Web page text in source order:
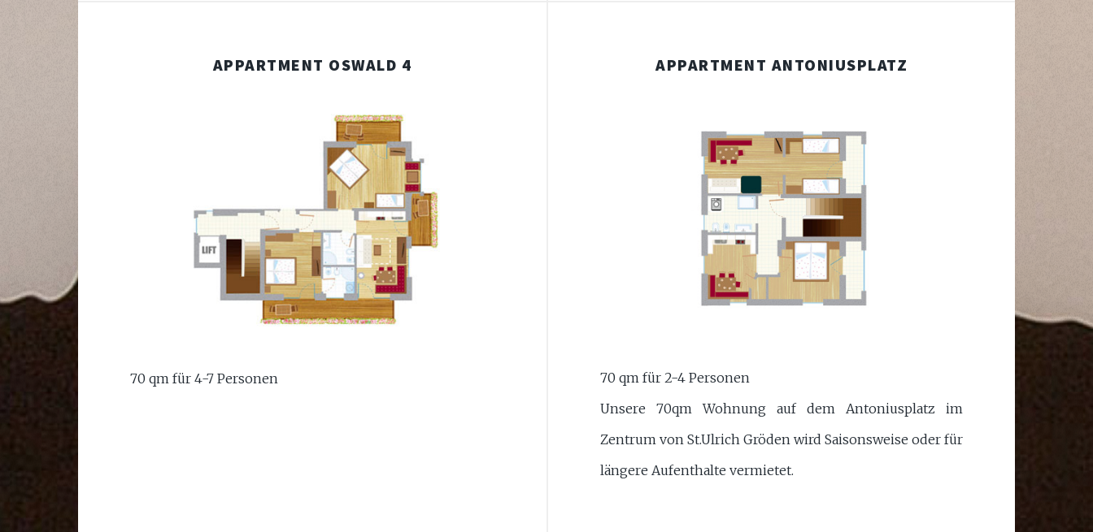
APPARTMENT OSWALD 4
70 qm für 4-7 Personen
APPARTMENT ANTONIUSPLATZ
70 qm für 2-4 Personen
Unsere 70qm Wohnung auf dem Antoniusplatz im
Zentrum von St.Ulrich Gröden wird Saisonsweise oder für
längere Aufenthalte vermietet.